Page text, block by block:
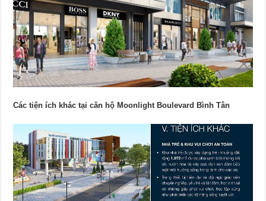
Các tiện ích khác tại căn hộ Moonlight Boulevard Bình Tân